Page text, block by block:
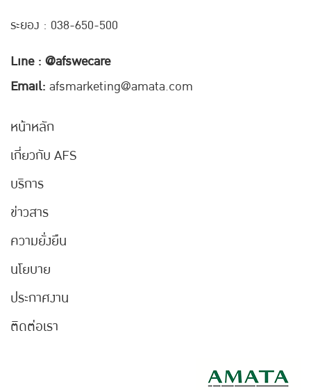
ระยอง : 038-650-500
Line : @afswecare
Email: afsmarketing@amata.com
หน้าหลัก
เกี่ยวกับ AFS
บริการ
ข่าวสาร
ความยั่งยืน
นโยบาย
ประกาศงาน
ติดต่อเรา